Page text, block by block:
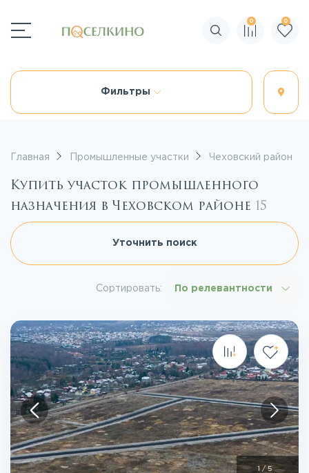
Поиск по сайту
0 0
Фильтры
Главная Промышленные участки Чеховский район
Купить участок промышленного
назначения в Чеховском районе 15
Уточнить поиск
Сортировать: По релевантности
1 /5